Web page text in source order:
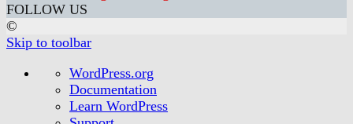
FOLLOW US
©
Skip to toolbar
About
WordPress
WordPress.org
Documentation
Learn WordPress